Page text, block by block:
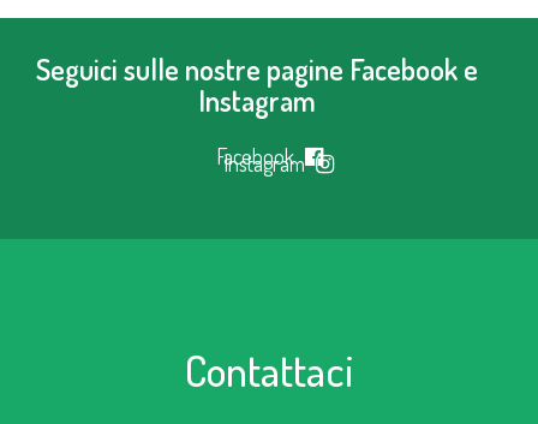
Seguici sulle nostre pagine Facebook e
Instagram
Facebook
Instagram
Contattaci